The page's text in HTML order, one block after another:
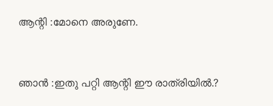
ആന്റി :മോനെ അരുണേ.
ഞാൻ :ഇതു പറ്റി ആന്റി ഈ രാത്രിയിൽ.?